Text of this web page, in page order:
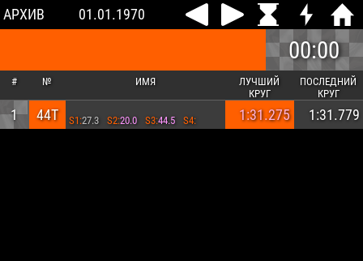
АРХИВ 01.01.1970
00:00
# № ИМЯ
ЛУЧШИЙ
КРУГ
ПОСЛЕДНИЙ
КРУГ
1 44Т S1:27.3 S2:20.0 S3:44.5 S4: 1:31.275 1:31.779